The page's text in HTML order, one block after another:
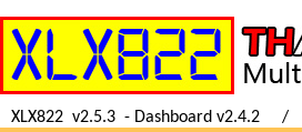
XLX822 v2.5.3 - Dashboard v2.4.2 /